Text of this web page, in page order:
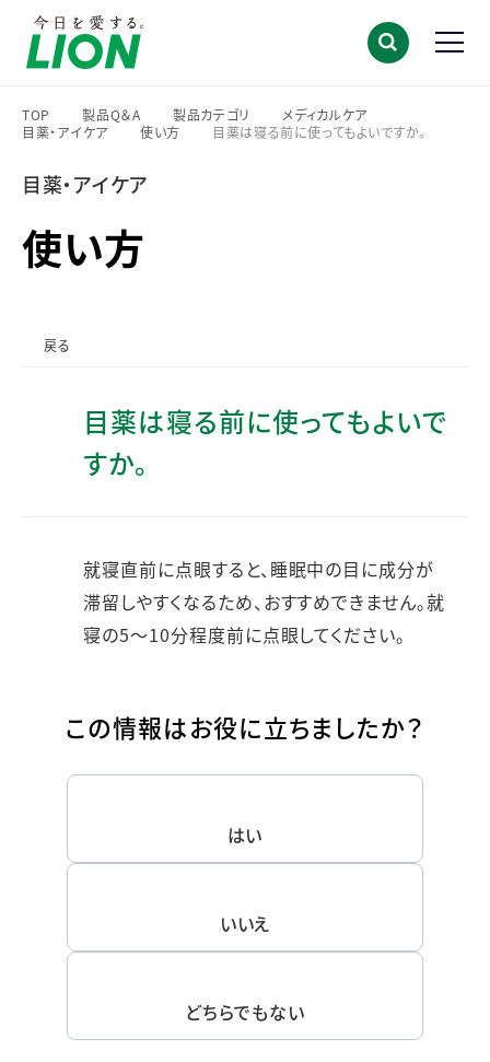
TOP
>
製品Q＆A
>
製品カテゴリ
>
メディカルケア
>
目薬・アイケア
使い方
目薬は寝る前に使ってもよいですか。
目薬・アイケア
使い方
戻る
目薬は寝る前に使ってもよいで
すか。
就寝直前に点眼すると、睡眠中の目に成分が
滞留しやすくなるため、おすすめできません。就
寝の5～10分程度前に点眼してください。
この情報はお役に立ちましたか？
はい
いいえ
どちらでもない